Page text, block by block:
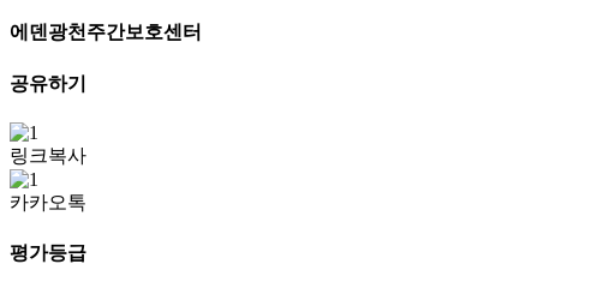
에덴광천주간보호센터
공유하기
링크복사
카카오톡
평가등급